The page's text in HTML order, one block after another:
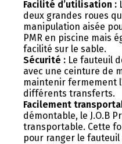
Facilité d’utilisation :
deux grandes roues
manipulation aisée
PMR en piscine mais
facilité sur le sable.
Sécurité : Le fauteuil
avec une ceinture de
maintenir fermement
différents transferts.
Facilement
démontable, le J.O.B
transportable. Cette
pour ranger le fauteuil